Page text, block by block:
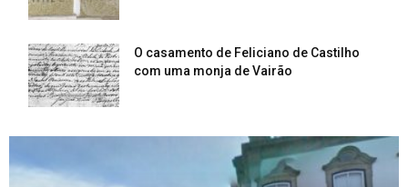
O casamento de Feliciano de Castilho
com uma monja de Vairão